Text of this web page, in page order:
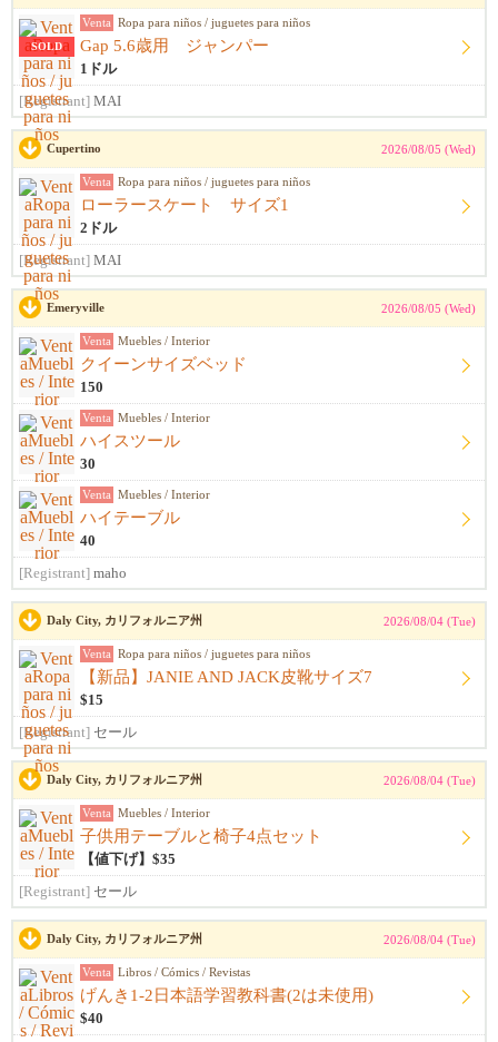
SOLD
Venta Ropa para niños / juguetes para niños
Gap 5.6歳用 ジャンパー
1ドル
[Registrant] MAI
Cupertino 2026/08/05 (Wed)
Venta Ropa para niños / juguetes para niños
ローラースケート サイズ1
2ドル
[Registrant] MAI
Emeryville 2026/08/05 (Wed)
Venta Muebles / Interior
クイーンサイズベッド
150
Venta Muebles / Interior
ハイスツール
30
Venta Muebles / Interior
ハイテーブル
40
[Registrant] maho
Daly City, カリフォルニア州 2026/08/04 (Tue)
Venta Ropa para niños / juguetes para niños
【新品】JANIE AND JACK皮靴サイズ7
$15
[Registrant] セール
Daly City, カリフォルニア州 2026/08/04 (Tue)
Venta Muebles / Interior
子供用テーブルと椅子4点セット
【値下げ】$35
[Registrant] セール
Daly City, カリフォルニア州 2026/08/04 (Tue)
Venta Libros / Cómics / Revistas
げんき1-2日本語学習教科書(2は未使用)
$40